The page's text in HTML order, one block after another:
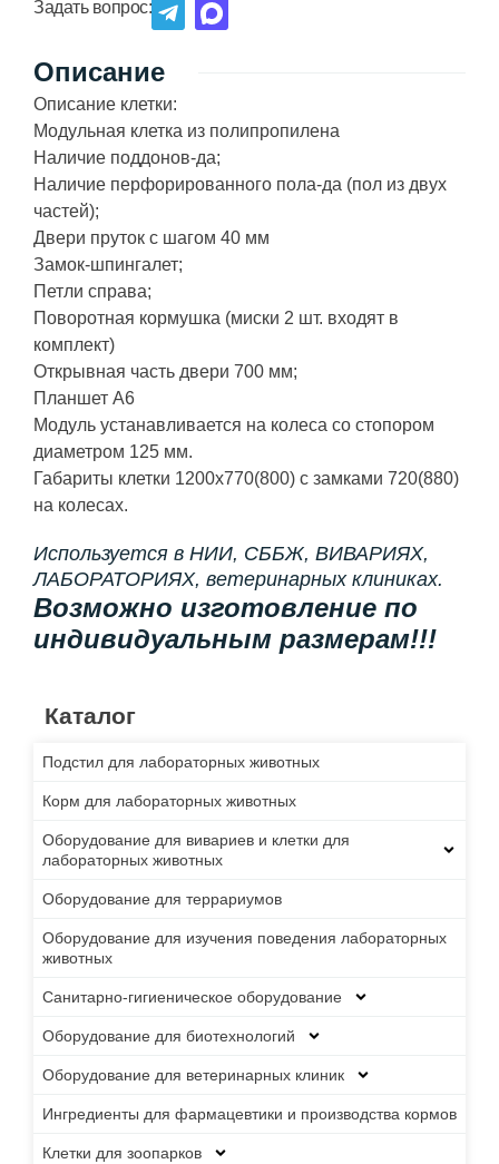
Каталог
Подстил для лабораторных животных
Корм для лабораторных животных
Оборудование для вивариев и клетки для
лабораторных животных
Оборудование для террариумов
Оборудование для изучения поведения лабораторных
животных
Санитарно-гигиеническое оборудование
Оборудование для биотехнологий
Оборудование для ветеринарных клиник
Ингредиенты для фармацевтики и производства кормов
Клетки для зоопарков
Задать вопрос:
Описание
Описание клетки:
Модульная клетка из полипропилена
Наличие поддонов-да;
Наличие перфорированного пола-да (пол из двух
частей);
Двери пруток с шагом 40 мм
Замок-шпингалет;
Петли справа;
Поворотная кормушка (миски 2 шт. входят в
комплект)
Открывная часть двери 700 мм;
Планшет А6
Модуль устанавливается на колеса со стопором
диаметром 125 мм.
Габариты клетки 1200х770(800) с замками 720(880)
на колесах.
Используется в НИИ, СББЖ, ВИВАРИЯХ,
ЛАБОРАТОРИЯХ, ветеринарных клиниках.
Возможно изготовление по
индивидуальным размерам!!!